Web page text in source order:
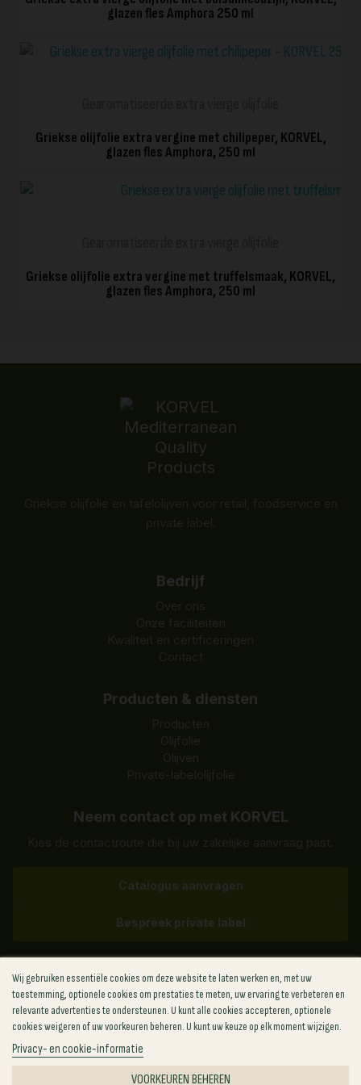
glazen fles Amphora 250 ml
HURTIG VISNING
Griekse olijfolie extra vergine met chilipeper, KORVEL,
glazen fles Amphora, 250 ml
HURTIG VISNING
Griekse olijfolie extra vergine met truffelsmaak, KORVEL,
glazen fles Amphora, 250 ml
Wij gebruiken essentiële cookies om deze website te laten werken en, met uw
toestemming, optionele cookies om prestaties te meten, uw ervaring te verbeteren en
relevante advertenties te ondersteunen. U kunt alle cookies accepteren, optionele
cookies weigeren of uw voorkeuren beheren. U kunt uw keuze op elk moment wijzigen.
Privacy- en cookie-informatie
VOORKEUREN BEHEREN
Bedrijf
Over ons
Onze faciliteiten
Kwaliteit en certificeringen
Contact
Producten & diensten
Producten
Olijfolie
Olijven
Private-labelolijfolie
Neem contact op met KORVEL
Catalogus aanvragen
Bespreek private label
Griekenland +30 (211) 198-8817
VS +1 (702) 727-6912
VK +44 (748) 881-8814
Polen +48 (459) 569-286